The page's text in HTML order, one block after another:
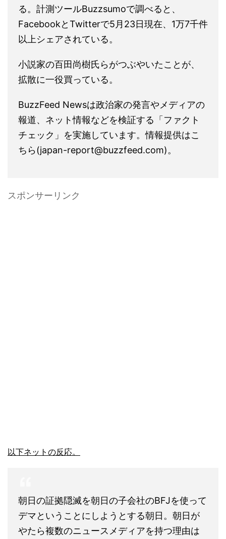
る。計測ツールBuzzsumoで調べると、
FacebookとTwitterで5月23日現在、1万7千件
以上シェアされている。
小説家の百田尚樹氏らがつぶやいたことが、
拡散に一役買っている。
BuzzFeed Newsは政治家の発言やメディアの
報道、ネット情報などを検証する「ファクト
チェック」を実施しています。情報提供はこ
ちら(japan-report@buzzfeed.com)。
スポンサーリンク
以下ネットの反応。
朝日の証拠隠滅を朝日の子会社のBFJを使って
デマということにしようとする朝日。朝日が
やたら複数のニュースメディアを持つ理由は